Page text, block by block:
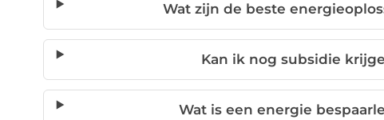
Wat zijn de beste
Kan ik nog subsidie
Wat is een energie